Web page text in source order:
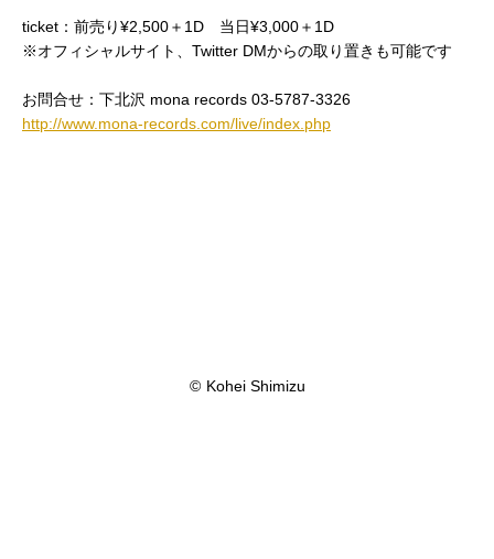
ticket：前売り¥2,500＋1D 当日¥3,000＋1D
※オフィシャルサイト、Twitter DMからの取り置きも可能です
お問合せ：下北沢 mona records 03-5787-3326
http://www.mona-records.com/live/index.php
© Kohei Shimizu